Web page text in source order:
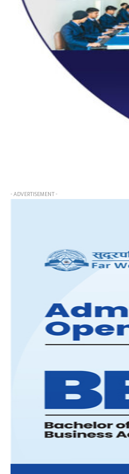
- ADVERTISEMENT -